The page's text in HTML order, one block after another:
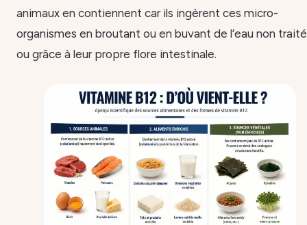
animaux en contiennent car ils ingèrent ces micro-
organismes en broutant ou en buvant de l’eau non
ou grâce à leur propre flore intestinale.